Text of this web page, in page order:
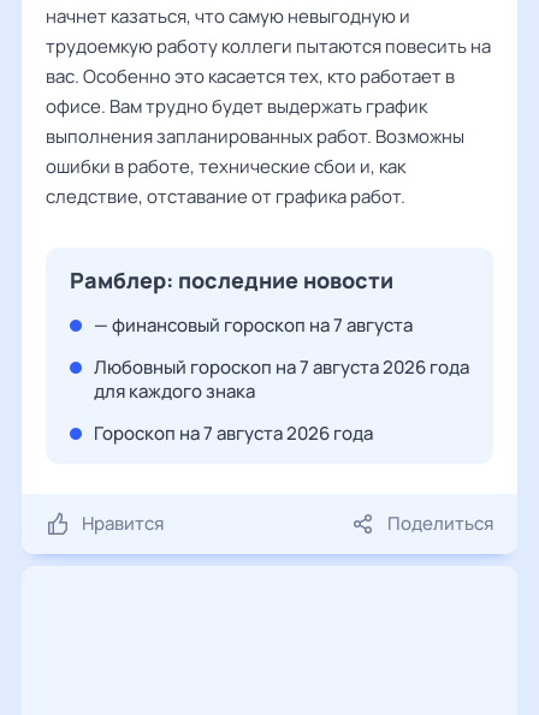
начнет казаться, что самую невыгодную и
трудоемкую работу коллеги пытаются повесить на
вас. Особенно это касается тех, кто работает в
офисе. Вам трудно будет выдержать график
выполнения запланированных работ. Возможны
ошибки в работе, технические сбои и, как
следствие, отставание от графика работ.
Рамблер: последние новости
— финансовый гороскоп на 7 августа
Любовный гороскоп на 7 августа 2026 года
для каждого знака
Гороскоп на 7 августа 2026 года
Нравится Поделиться